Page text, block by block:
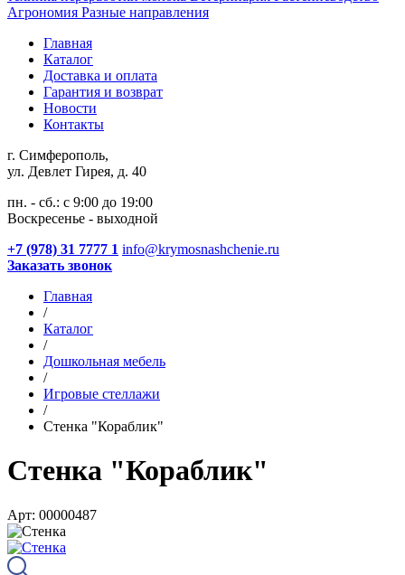
Агрономия Разные направления
Главная
Каталог
Доставка и оплата
Гарантия и возврат
Новости
Контакты
г. Симферополь,
ул. Девлет Гирея, д. 40
пн. - сб.: с 9:00 до 19:00
Воскресенье - выходной
+7 (978) 31 7777 1 info@krymosnashchenie.ru
Заказать звонок
Главная
/
Каталог
/
Дошкольная мебель
/
Игровые стеллажи
/
Стенка "Кораблик"
Стенка "Кораблик"
Арт: 00000487